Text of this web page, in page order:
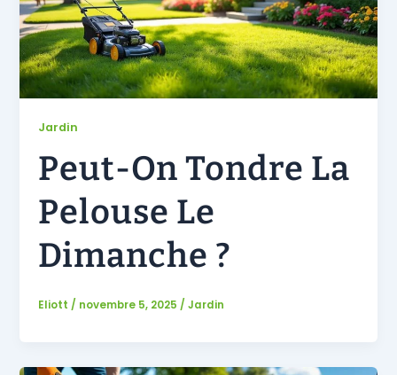
Jardin
Peut-On Tondre La
Pelouse Le
Dimanche ?
Eliott / novembre 5, 2025 / Jardin